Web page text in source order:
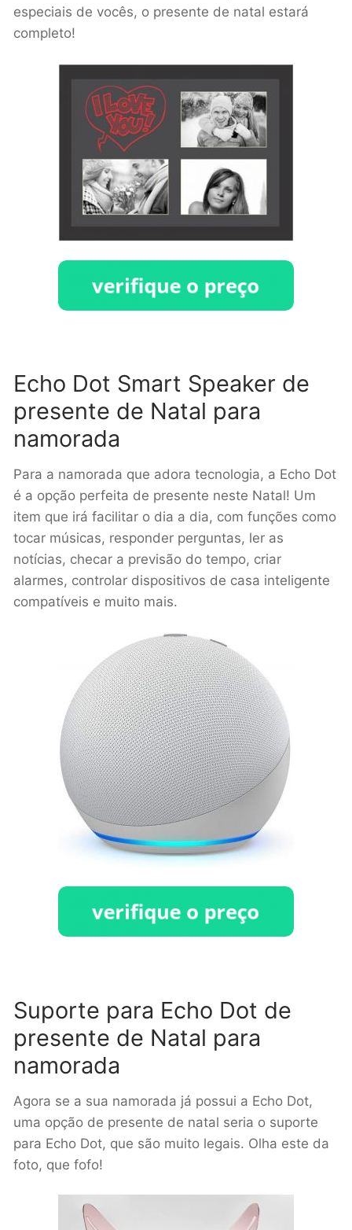
especiais de vocês, o presente de natal estará
completo!
Echo Dot Smart Speaker de
presente de Natal para
namorada
Para a namorada que adora tecnologia, a Echo Dot
é a opção perfeita de presente neste Natal! Um
item que irá facilitar o dia a dia, com funções como
tocar músicas, responder perguntas, ler as
notícias, checar a previsão do tempo, criar
alarmes, controlar dispositivos de casa inteligente
compatíveis e muito mais.
Suporte para Echo Dot de
presente de Natal para
namorada
Agora se a sua namorada já possui a Echo Dot,
uma opção de presente de natal seria o suporte
para Echo Dot, que são muito legais. Olha este da
foto, que fofo!